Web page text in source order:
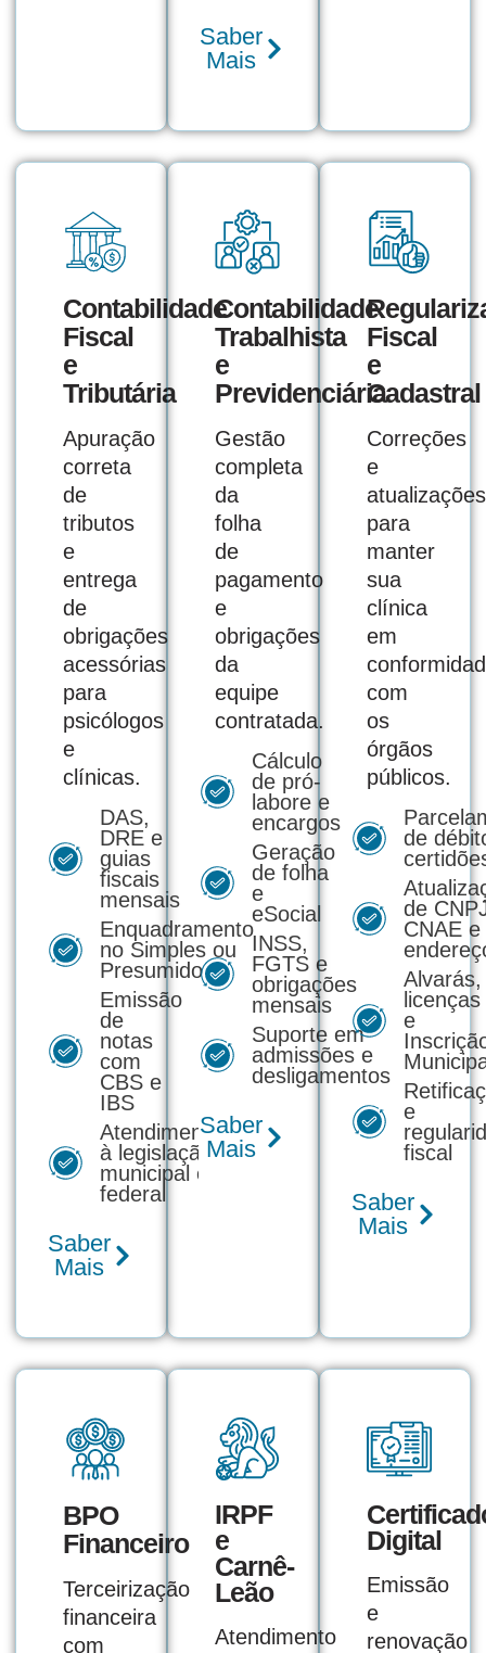
Saber
Mais
Contabilidade
Fiscal
e
Tributária
Apuração
correta
de
tributos
e
entrega
de
obrigações
acessórias
para
psicólogos
e
clínicas.
DAS,
DRE e
guias
fiscais
mensais
Enquadramento
no Simples ou
Presumido
Emissão
de
notas
com
CBS e
IBS
Atendimento
à legislação
municipal e
federal
Saber
Mais
Contabilidade
Trabalhista
e
Previdenciária
Gestão
completa
da
folha
de
pagamento
e
obrigações
da
equipe
contratada.
Cálculo
de pró-
labore e
encargos
Geração
de folha
e
eSocial
INSS,
FGTS e
obrigações
mensais
Suporte em
admissões e
desligamentos
Saber
Mais
Fiscal
e
Cadastral
Correções
e
atualizações
para
manter
sua
clínica
em
com
os
órgãos
públicos.
de
de
CNAE e
Alvarás,
licenças
e
e
fiscal
Saber
Mais
BPO
Financeiro
Terceirização
financeira
com
IRPF
e
Carnê-
Leão
Atendimento
Digital
Emissão
e
renovação